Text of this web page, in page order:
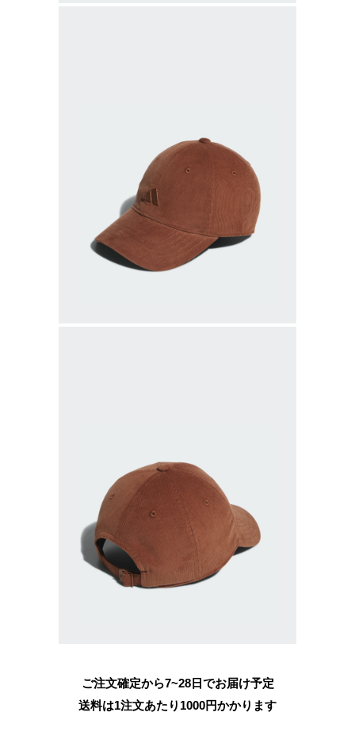
ご注文確定から7~28日でお届け予定
送料は1注文あたり 1000円かかります